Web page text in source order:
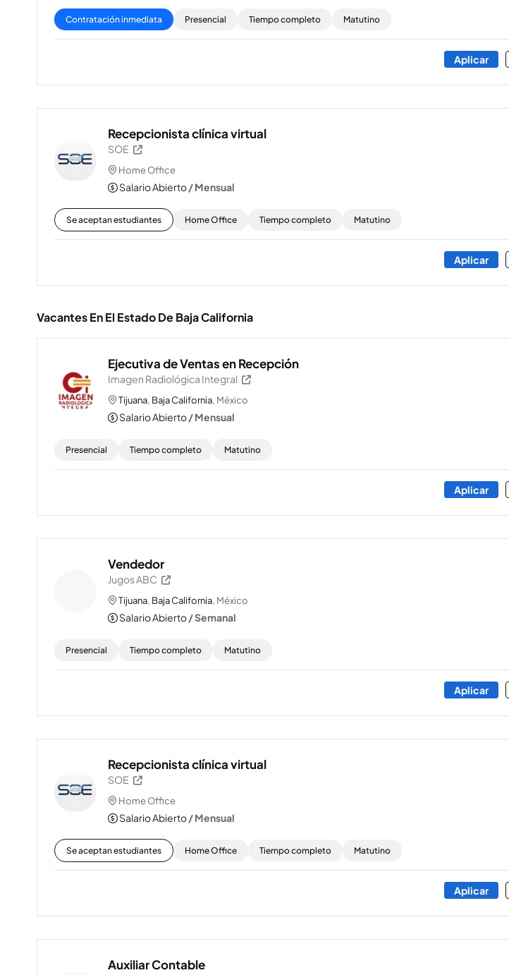
Contratación inmediata Presencial Tiempo completo Matutino
Aplicar
Recepcionista clínica virtual
SOE
Home Office
Salario Abierto/ Mensual
Se aceptan estudiantes Home Office Tiempo completo Matutino
Aplicar
Vacantes En El Estado De Baja California
Ejecutiva de Ventas en Recepción
Imagen Radiológica Integral
Tijuana, Baja California, México
Salario Abierto/ Mensual
Presencial Tiempo completo Matutino
Aplicar
Vendedor
Jugos ABC
Tijuana, Baja California, México
Salario Abierto/ Semanal
Presencial Tiempo completo Matutino
Aplicar
Recepcionista clínica virtual
SOE
Home Office
Salario Abierto/ Mensual
Se aceptan estudiantes Home Office Tiempo completo Matutino
Aplicar
Auxiliar Contable